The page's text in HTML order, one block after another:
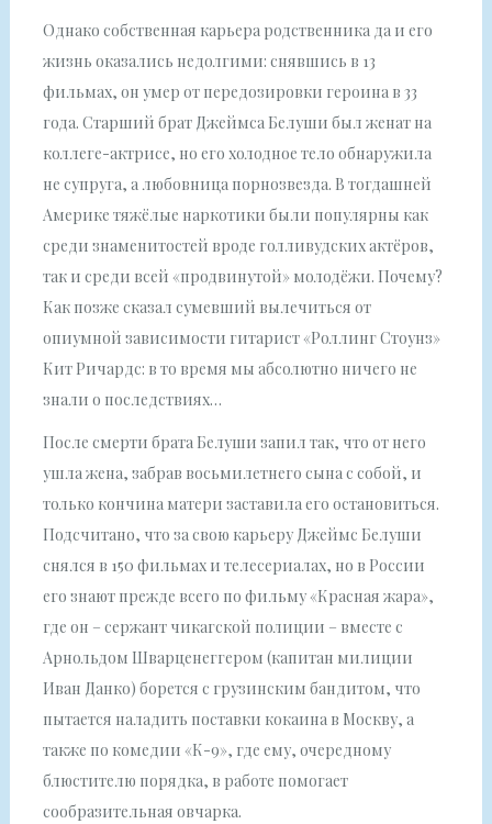
Однако собственная карьера родственника да и его
жизнь оказались недолгими: снявшись в 13
фильмах, он умер от передозировки героина в 33
года. Старший брат Джеймса Белуши был женат на
коллеге-актрисе, но его холодное тело обнаружила
не супруга, а любовница порнозвезда. В тогдашней
Америке тяжёлые наркотики были популярны как
среди знаменитостей вроде голливудских актёров,
так и среди всей «продвинутой» молодёжи. Почему?
Как позже сказал сумевший вылечиться от
опиумной зависимости гитарист «Роллинг Стоунз»
Кит Ричардс: в то время мы абсолютно ничего не
знали о последствиях…
После смерти брата Белуши запил так, что от него
ушла жена, забрав восьмилетнего сына с собой, и
только кончина матери заставила его остановиться.
Подсчитано, что за свою карьеру Джеймс Белуши
снялся в 150 фильмах и телесериалах, но в России
его знают прежде всего по фильму «Красная жара»,
где он – сержант чикагской полиции – вместе с
Арнольдом Шварценеггером (капитан милиции
Иван Данко) борется с грузинским бандитом, что
пытается наладить поставки кокаина в Москву, а
также по комедии «К-9», где ему, очередному
блюстителю порядка, в работе помогает
сообразительная овчарка.